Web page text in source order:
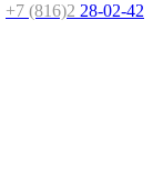
+7 (816)2 28-02-42